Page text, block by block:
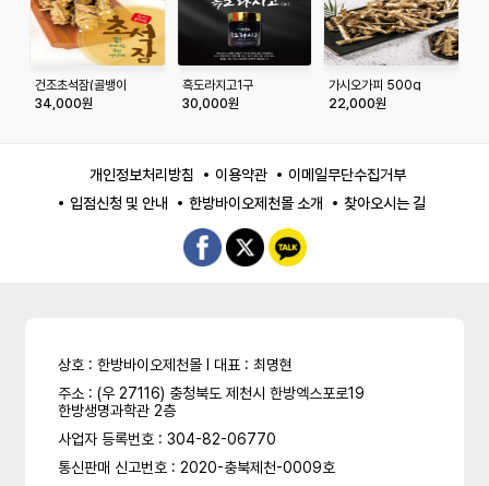
건조초석잠(골뱅이
형)300g
34,000원
흑도라지고1구
30,000원
가시오가피 500g
22,000원
개인정보처리방침 이용약관
이메일무단수집거부
입점신청 및 안내
한방바이오제천몰 소개 찾아오시는 길
상호 : 한방바이오제천몰 l 대표 : 최명현
주소 : (우 27116) 충청북도 제천시 한방엑스포로19
한방생명과학관 2층
사업자 등록번호 : 304-82-06770
통신판매 신고번호 : 2020-충북제천-0009호